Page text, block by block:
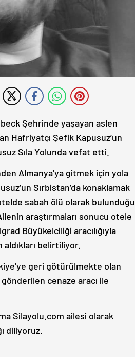
Şehrinde yaşayan aslen
Hafriyatçı Şefik Kapusuz’un
Sıla Yolunda vefat etti.
Almanya’ya gitmek için yola
Sırbistan’da konaklamak
sabah ölü olarak bulunduğu
araştırmaları sonucu otele
Büyükelciliği aracılığıyla
belirtiliyor.
geri götürülmekte olan
cenaze aracı ile
Silayolu.com ailesi olarak
diliyoruz.